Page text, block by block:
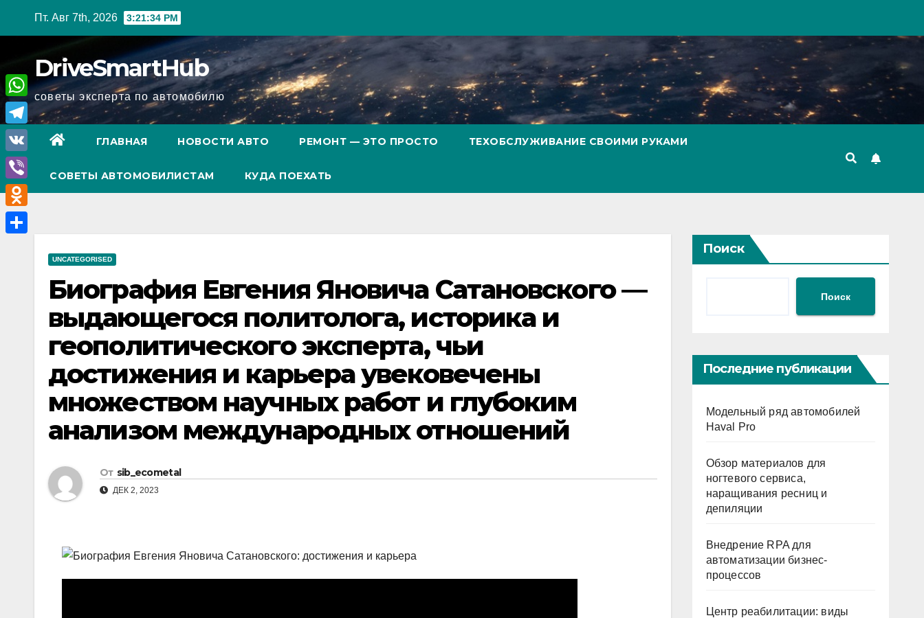
Пт. Авг 7th, 2026 3:21:35 PM
DriveSmartHub
советы эксперта по автомобилю
ГЛАВНАЯ НОВОСТИ АВТО РЕМОНТ — ЭТО ПРОСТО ТЕХОБСЛУЖИВАНИЕ СВОИМИ РУКАМИ
СОВЕТЫ АВТОМОБИЛИСТАМ КУДА ПОЕХАТЬ
UNCATEGORISED
Биография Евгения Яновича Сатановского —
выдающегося политолога, историка и
геополитического эксперта, чьи
достижения и карьера увековечены
множеством научных работ и глубоким
анализом международных отношений
От sib_ecometal
ДЕК 2, 2023
Поиск
Поиск
Последние публикации
Модельный ряд автомобилей
Haval Pro
Обзор материалов для
ногтевого сервиса,
наращивания ресниц и
депиляции
Внедрение RPA для
автоматизации бизнес-
процессов
Центр реабилитации: виды
W
h
a
A
T
e
l
e
g
V
K
V
i
b
O